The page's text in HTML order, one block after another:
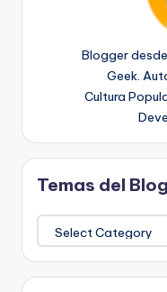
Blogger
Geek.
Cultura
Temas del Blog
del
Blog